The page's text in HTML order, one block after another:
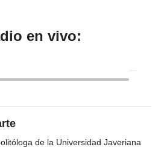
en vivo:
de la Universidad Javeriana